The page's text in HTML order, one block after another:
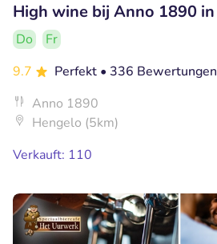
High wine bij Anno 1890
Do
Fr
9.7
Perfekt • 336 Bewertungen
Anno 1890
Hengelo (5km)
Verkauft: 110